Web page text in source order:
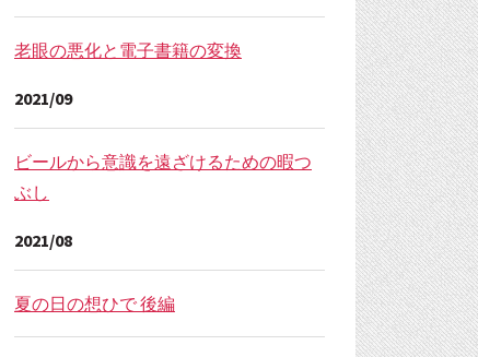
老眼の悪化と電子書籍の変換
2021/09
ビールから意識を遠ざけるための暇つ
ぶし
2021/08
夏の日の想ひで 後編